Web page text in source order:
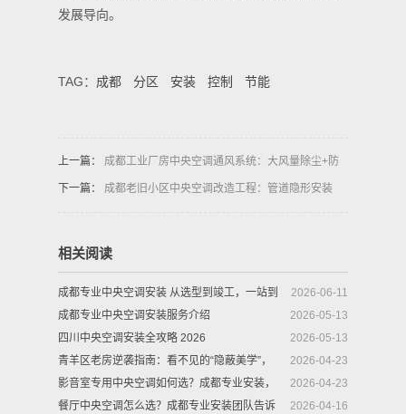
发展导向。
TAG： 成都 分区 安装 控制 节能
上一篇： 成都工业厂房中央空调通风系统：大风量除尘+防
爆设计满足特殊生产环境需求
下一篇： 成都老旧小区中央空调改造工程：管道隐形安装
相关阅读
2026-06-11
成都专业中央空调安装 从选型到竣工，一站到
底
2026-05-13
成都专业中央空调安装服务介绍
2026-05-13
四川中央空调安装全攻略 2026
2026-04-23
青羊区老房逆袭指南：看不见的“隐蔽美学”，
中央空调安装中的打孔布线有多讲究？
2026-04-23
影音室专用中央空调如何选？成都专业安装，
让“静”融入每一帧画面
2026-04-16
餐厅中央空调怎么选？成都专业安装团队告诉